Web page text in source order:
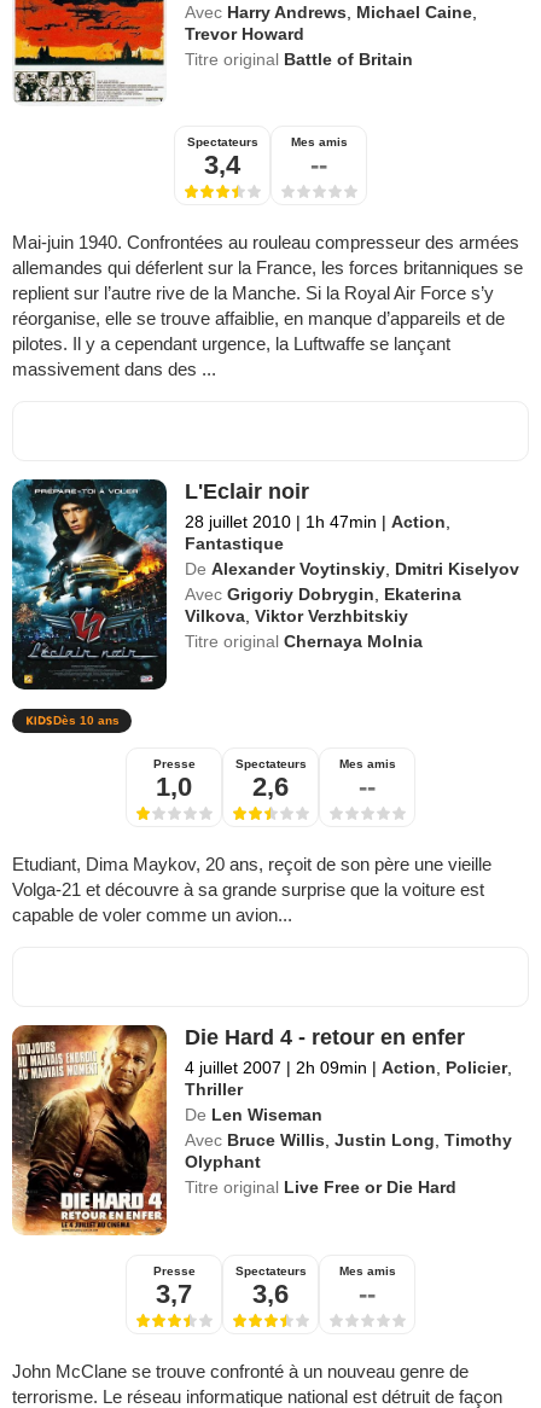
Avec Harry Andrews Michael Caine
Trevor Howard
Titre original Battle of Britain
Spectateurs
3,4
Mes amis
--
Mai-juin 1940. Confrontées au rouleau compresseur des armées
allemandes qui déferlent sur la France, les forces britanniques se
replient sur l’autre rive de la Manche. Si la Royal Air Force s’y
réorganise, elle se trouve affaiblie, en manque d’appareils et de
pilotes. Il y a cependant urgence, la Luftwaffe se lançant
massivement dans des ...
L'Eclair noir
28 juillet 2010 | 1h 47min | Action,
Fantastique
De Alexander Voytinskiy, Dmitri Kiselyov
Avec Grigoriy Dobrygin, Ekaterina
Vilkova,Viktor Verzhbitskiy
Titre originalChernaya Molnia
Dès 10 ans
Presse
1,0
Spectateurs
2,6
Mes amis
--
Etudiant, Dima Maykov, 20 ans, reçoit de son père une vieille
Volga-21 et découvre à sa grande surprise que la voiture est
capable de voler comme un avion...
Die Hard 4 - retour en enfer
4 juillet 2007 | 2h 09min | Action, Policier,
Thriller
De Len Wiseman
Avec Bruce Willis,Justin Long,Timothy
Olyphant
Titre original Live Free or Die Hard
Presse
3,7
Spectateurs
3,6
Mes amis
--
John McClane se trouve confronté à un nouveau genre de
terrorisme. Le réseau informatique national est détruit de façon